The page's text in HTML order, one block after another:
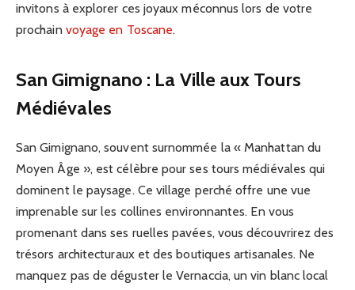
invitons à explorer ces joyaux méconnus lors de votre
prochain voyage en Toscane.
San Gimignano : La Ville aux Tours
Médiévales
San Gimignano, souvent surnommée la « Manhattan du
Moyen Âge », est célèbre pour ses tours médiévales qui
dominent le paysage. Ce village perché offre une vue
imprenable sur les collines environnantes. En vous
promenant dans ses ruelles pavées, vous découvrirez des
trésors architecturaux et des boutiques artisanales. Ne
manquez pas de déguster le Vernaccia, un vin blanc local